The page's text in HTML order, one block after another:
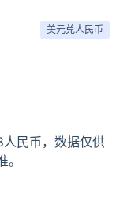
美元兑人民币
民币，数据仅供